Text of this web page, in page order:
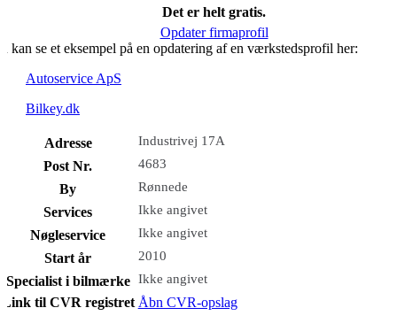
Det er helt gratis.
Opdater firmaprofil
kan se et eksempel på en opdatering af en værkstedsprofil her:
Autoservice ApS
Bilkey.dk
Adresse Industrivej 17A
Post Nr. 4683
By Rønnede
Services Ikke angivet
Nøgleservice Ikke angivet
Start år 2010
Specialist i bilmærke Ikke angivet
Link til CVR registret Åbn CVR-opslag